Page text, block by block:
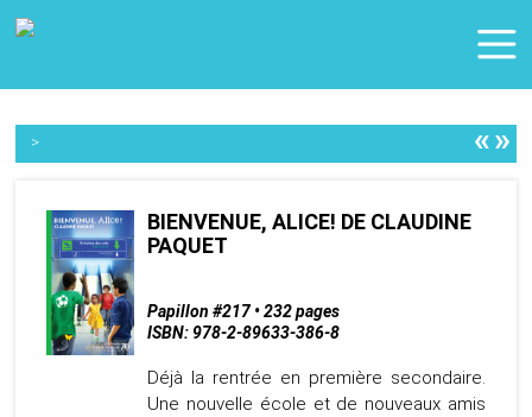
> «»
BIENVENUE, ALICE! DE CLAUDINE
PAQUET
Papillon #217 • 232 pages
ISBN: 978-2-89633-386-8
Déjà la rentrée en première secondaire.
Une nouvelle école et de nouveaux amis